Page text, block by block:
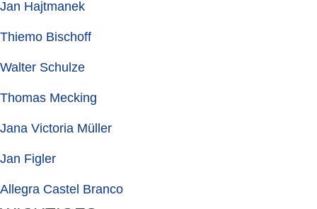
Jan Hajtmanek
Thiemo Bischoff
Walter Schulze
Thomas Mecking
Jana Victoria Müller
Jan Figler
Allegra Castel Branco